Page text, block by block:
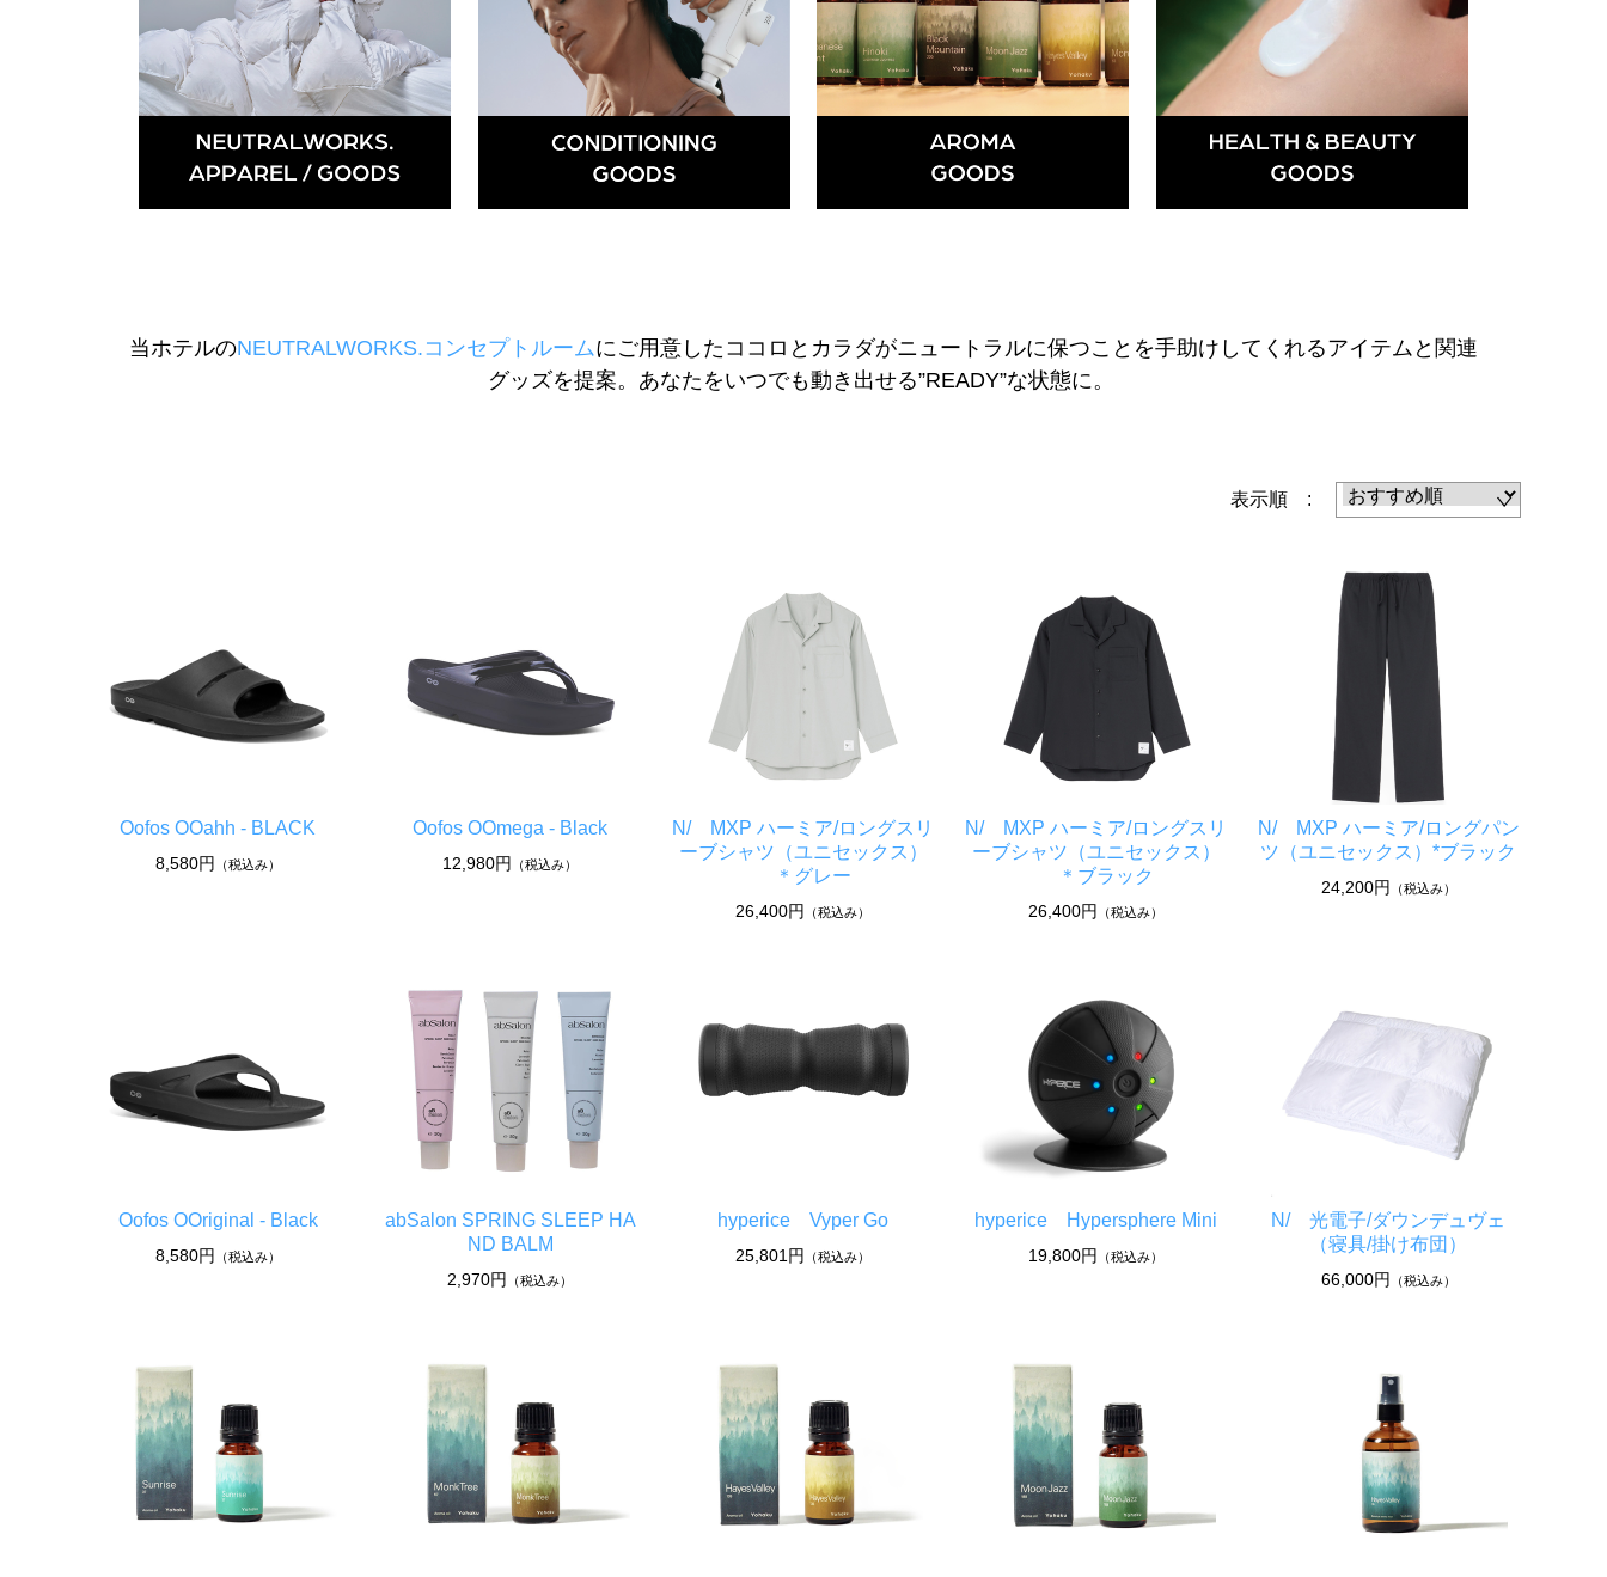
当ホテルのNEUTRALWORKS.コンセプトルームにご用意したココロとカラダがニュートラルに保つことを手助けしてくれるアイテムと関連
グッズを提案。あなたをいつでも動き出せる”READY”な状態に。
表示順 :
Oofos OOahh - BLACK
8,580円 （税込み）
Oofos OOmega - Black
12,980円 （税込み）
N/ MXP ハーミア/ロングスリ
ーブシャツ（ユニセックス）
＊グレー
26,400円 （税込み）
N/ MXP ハーミア/ロングスリ
ーブシャツ（ユニセックス）
＊ブラック
26,400円 （税込み）
N/ MXP ハーミア/ロングパン
ツ（ユニセックス）*ブラック
24,200円 （税込み）
Oofos OOriginal - Black
8,580円 （税込み）
abSalon SPRING SLEEP HA
ND BALM
2,970円 （税込み）
hyperice Vyper Go
25,801円 （税込み）
hyperice Hypersphere Mini
19,800円 （税込み）
N/ 光電子/ダウンデュヴェ
（寝具/掛け布団）
66,000円 （税込み）